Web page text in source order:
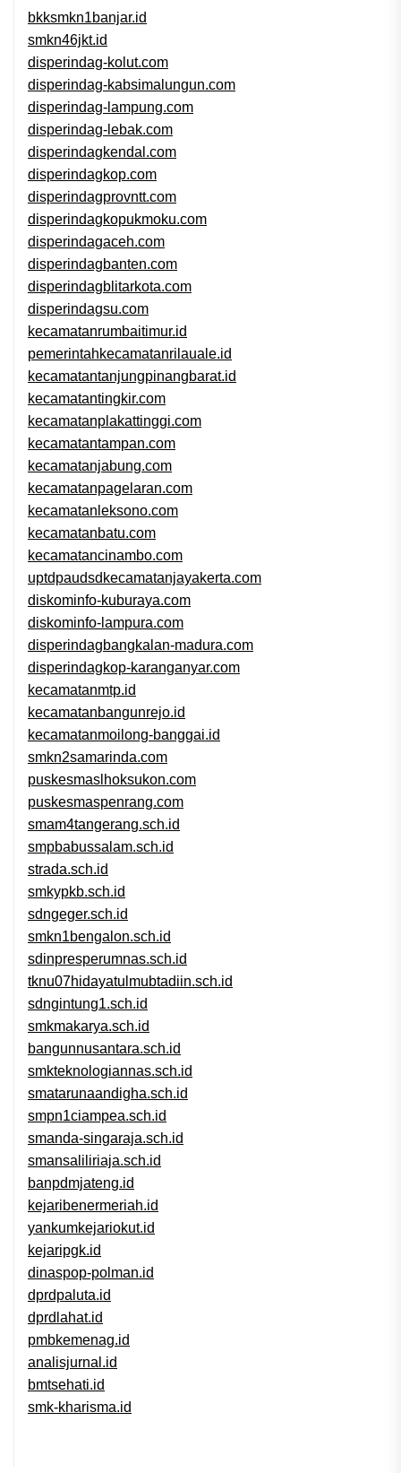
bkksmkn1banjar.id
smkn46jkt.id
disperindag-kolut.com
disperindag-kabsimalungun.com
disperindag-lampung.com
disperindag-lebak.com
disperindagkendal.com
disperindagkop.com
disperindagprovntt.com
disperindagkopukmoku.com
disperindagaceh.com
disperindagbanten.com
disperindagblitarkota.com
disperindagsu.com
kecamatanrumbaitimur.id
pemerintahkecamatanrilauale.id
kecamatantanjungpinangbarat.id
kecamatantingkir.com
kecamatanplakattinggi.com
kecamatantampan.com
kecamatanjabung.com
kecamatanpagelaran.com
kecamatanleksono.com
kecamatanbatu.com
kecamatancinambo.com
uptdpaudsdkecamatanjayakerta.com
diskominfo-kuburaya.com
diskominfo-lampura.com
disperindagbangkalan-madura.com
disperindagkop-karanganyar.com
kecamatanmtp.id
kecamatanbangunrejo.id
kecamatanmoilong-banggai.id
smkn2samarinda.com
puskesmaslhoksukon.com
puskesmaspenrang.com
smam4tangerang.sch.id
smpbabussalam.sch.id
strada.sch.id
smkypkb.sch.id
sdngeger.sch.id
smkn1bengalon.sch.id
sdinpresperumnas.sch.id
tknu07hidayatulmubtadiin.sch.id
sdngintung1.sch.id
smkmakarya.sch.id
bangunnusantara.sch.id
smkteknologiannas.sch.id
smatarunaandigha.sch.id
smpn1ciampea.sch.id
smanda-singaraja.sch.id
smansaliliriaja.sch.id
banpdmjateng.id
kejaribenermeriah.id
yankumkejariokut.id
kejaripgk.id
dinaspop-polman.id
dprdpaluta.id
dprdlahat.id
pmbkemenag.id
analisjurnal.id
bmtsehati.id
smk-kharisma.id